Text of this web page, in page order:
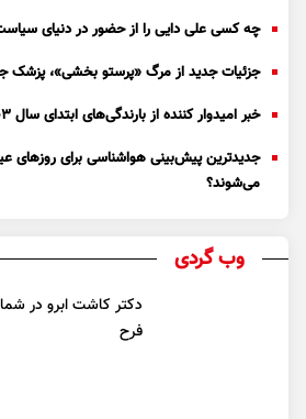
چه کسی علی دایی را از حضور در دنیای
جزئیات جدید از مرگ «پرستو بخشی»، پزشک
خبر امیدوار کننده از بارندگی‌های ابتدای سال ۱۴۰۳
جدیدترین پیش‌بینی هواشناسی برای روزهای
می‌شوند؟
وب گردی
دکتر کاشت ابرو در
فرح